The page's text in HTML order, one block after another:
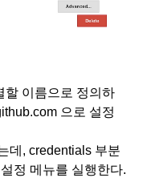
할 이름으로 정의하
으로 설정
데, credentials 부분
정 메뉴를 실행한다.